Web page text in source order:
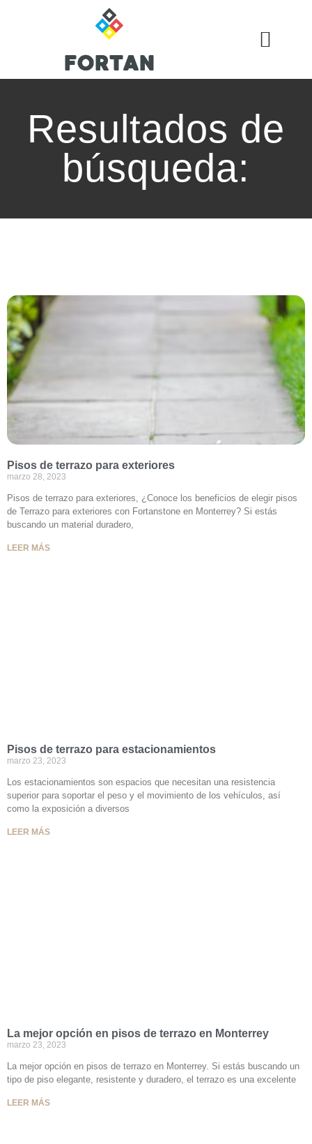
Resultados de
búsqueda:
Pisos de terrazo para exteriores
marzo 28, 2023
Pisos de terrazo para exteriores, ¿Conoce los beneficios de elegir pisos
de Terrazo para exteriores con Fortanstone en Monterrey? Si estás
buscando un material duradero,
LEER MÁS
Pisos de terrazo para estacionamientos
marzo 23, 2023
Los estacionamientos son espacios que necesitan una resistencia
superior para soportar el peso y el movimiento de los vehículos, así
como la exposición a diversos
LEER MÁS
La mejor opción en pisos de terrazo en Monterrey
marzo 23, 2023
La mejor opción en pisos de terrazo en Monterrey. Si estás buscando un
tipo de piso elegante, resistente y duradero, el terrazo es una excelente
LEER MÁS